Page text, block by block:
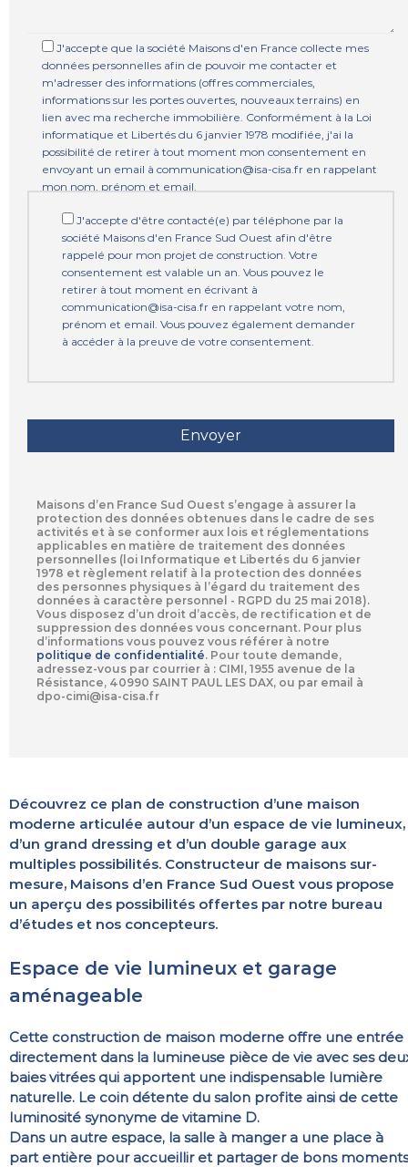
J'accepte que la société Maisons d'en France collecte mes
données personnelles afin de pouvoir me contacter et
m'adresser des informations (offres commerciales,
informations sur les portes ouvertes, nouveaux terrains) en
lien avec ma recherche immobilière. Conformément à la Loi
informatique et Libertés du 6 janvier 1978 modifiée, j'ai la
possibilité de retirer à tout moment mon consentement en
envoyant un email à communication@isa-cisa.fr en rappelant
mon nom, prénom et email.
J'accepte d'être contacté(e) par téléphone par la
société Maisons d'en France Sud Ouest afin d'être
rappelé pour mon projet de construction. Votre
consentement est valable un an. Vous pouvez le
retirer à tout moment en écrivant à
communication@isa-cisa.fr en rappelant votre nom,
prénom et email. Vous pouvez également demander
à accéder à la preuve de votre consentement.
Maisons d’en France Sud Ouest s’engage à assurer la
protection des données obtenues dans le cadre de ses
activités et à se conformer aux lois et réglementations
applicables en matière de traitement des données
personnelles (loi Informatique et Libertés du 6 janvier
1978 et règlement relatif à la protection des données
des personnes physiques à l’égard du traitement des
données à caractère personnel - RGPD du 25 mai 2018).
Vous disposez d’un droit d’accès, de rectification et de
suppression des données vous concernant. Pour plus
d’informations vous pouvez vous référer à notre
politique de confidentialité. Pour toute demande,
adressez-vous par courrier à : CIMI, 1955 avenue de la
Résistance, 40990 SAINT PAUL LES DAX, ou par email à
dpo-cimi@isa-cisa.fr
Découvrez ce plan de construction d’une maison
moderne articulée autour d’un espace de vie lumineux,
d’un grand dressing et d’un double garage aux
multiples possibilités. Constructeur de maisons sur-
mesure, Maisons d’en France Sud Ouest vous propose
un aperçu des possibilités offertes par notre bureau
d’études et nos concepteurs.
Espace de vie lumineux et garage
aménageable
Cette construction de maison moderne offre une entrée
directement dans la lumineuse pièce de vie avec ses
baies vitrées qui apportent une indispensable lumière
naturelle. Le coin détente du salon profite ainsi de cette
luminosité synonyme de vitamine D.
Dans un autre espace, la salle à manger a une place à
part entière pour accueillir et partager de bons moments